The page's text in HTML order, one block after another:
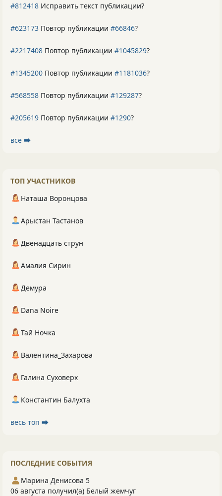
#812418 Исправить текст публикации?
#623173 Повтор публикации #66846?
#2217408 Повтор публикации #1045829?
#1345200 Повтор публикации #1181036?
#568558 Повтор публикации #129287?
#205619 Повтор публикации #1290?
все ⮕
ТОП УЧАСТНИКОВ
Наташа Воронцова
Арыстан Тастанов
Двенадцать струн
Амалия Сирин
Демура
Dana Noire
Тай Ночка
Валентина_Захарова
Галина Суховерх
Константин Балухта
весь топ ⮕
ПОСЛЕДНИЕ СОБЫТИЯ
Марина Денисова 5
06 августа получил(а) Белый жемчуг